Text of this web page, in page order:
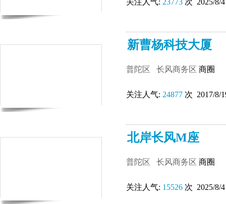
关注人气: 23773 次 2025/8/4
新曹杨科技大厦
普陀区 长风商务区 商圈
关注人气: 24877 次 2017/8/
北岸长风M座
普陀区 长风商务区 商圈
关注人气: 15526 次 2025/8/4